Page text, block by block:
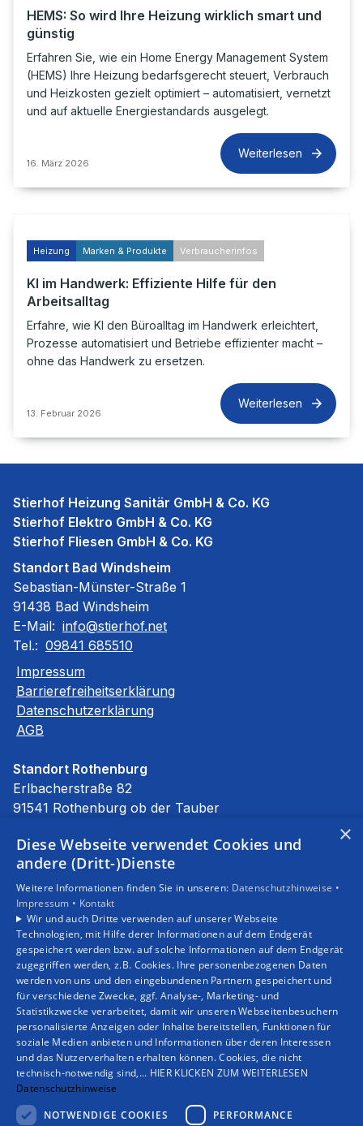
HEMS: So wird Ihre Heizung wirklich smart und
günstig
Erfahren Sie, wie ein Home Energy Management System
(HEMS) Ihre Heizung bedarfsgerecht steuert, Verbrauch
und Heizkosten gezielt optimiert – automatisiert, vernetzt
und auf aktuelle Energiestandards ausgelegt.
16. März 2026
Weiterlesen
Heizung Marken & Produkte Verbraucherinfos
KI im Handwerk: Effiziente Hilfe für den
Arbeitsalltag
Erfahre, wie KI den Büroalltag im Handwerk erleichtert,
Prozesse automatisiert und Betriebe effizienter macht –
ohne das Handwerk zu ersetzen.
13. Februar 2026
Weiterlesen
Stierhof Heizung Sanitär GmbH & Co. KG
Stierhof Elektro GmbH & Co. KG
Stierhof Fliesen GmbH & Co. KG
Standort Bad Windsheim
Sebastian-Münster-Straße 1
91438 Bad Windsheim
E-Mail: info@stierhof.net
Tel.: 09841 685510
Impressum
Barrierefreiheitserklärung
Datenschutzerklärung
AGB
Standort Rothenburg
Erlbacherstraße 82
91541 Rothenburg ob der Tauber
Tel.: 09861 94590
Unsere Bereiche
Privatkunden
Gewerbekunden
Karriere
Unternehmen
Kontakt
×
Diese Webseite verwendet Cookies und
andere (Dritt-)Dienste
Weitere Informationen finden Sie in unseren: Datenschutzhinweise •
Impressum • Kontakt
Wir und auch Dritte verwenden auf unserer Webseite
Technologien, mit Hilfe derer Informationen auf dem Endgerät
gespeichert werden bzw. auf solche Informationen auf dem Endgerät
zugegriffen werden, z.B. Cookies. Ihre personenbezogenen Daten
werden von uns und den eingebundenen Partnern gespeichert und
für verschiedene Zwecke, ggf. Analyse-, Marketing- und
Statistikzwecke verarbeitet, damit wir unseren Webseitenbesuchern
personalisierte Anzeigen oder Inhalte bereitstellen, Funktionen für
soziale Medien anbieten und Informationen über deren Interessen
und das Nutzerverhalten erhalten können. Cookies, die nicht
technisch-notwendig sind,... HIER KLICKEN ZUM WEITERLESEN
Datenschutzhinweise
NOTWENDIGE COOKIES
PERFORMANCE